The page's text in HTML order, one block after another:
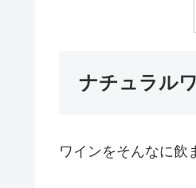
ナチュラル
ワインをそんなに飲